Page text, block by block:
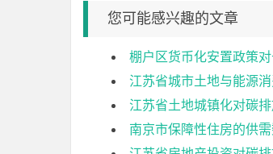
您可能感兴趣的文章
棚户区货币化安置政策
江苏省城市土地与能源
江苏省土地城镇化对碳
南京市保障性住房的供